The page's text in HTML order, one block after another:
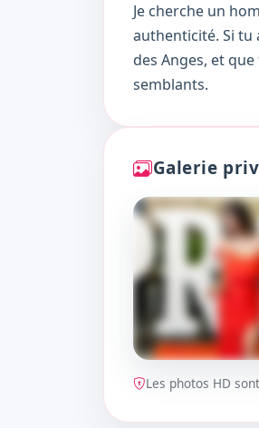
Je cherche un
authenticité. Si tu
des Anges, et
semblants.
Galerie
Les photos HD